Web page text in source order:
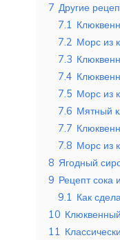
7 Другие
7.1
7.2 Морс из
7.3
7.4
7.5 Морс из
7.6 Мятный
7.7
7.8 Морс из
8 Ягодный
9 Рецепт сока
9.1 Как
10
11